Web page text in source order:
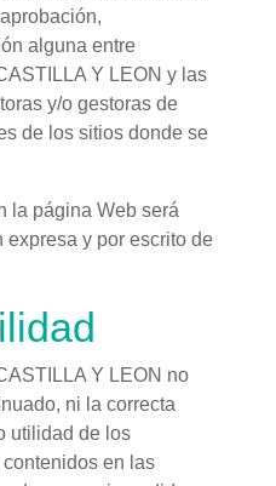
alguna entre
Y LEON y las
y/o gestoras de
de los sitios donde se
la página Web será
y por escrito de
Y LEON no
ni la correcta
utilidad de los
en las